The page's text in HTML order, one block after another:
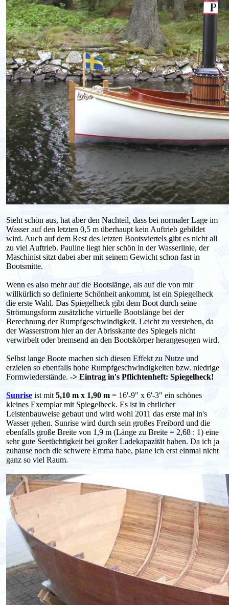
Sieht schön aus, hat aber den Nachteil, dass bei normaler Lage im
Wasser auf den letzten 0,5 m überhaupt kein Auftrieb gebildet
wird. Auch auf dem Rest des letzten Bootsviertels gibt es nicht all
zu viel Auftrieb. Pauline liegt hier schön in der Wasserlinie, der
Maschinist sitzt dabei aber mit seinem Gewicht schon fast in
Bootsmitte.
Wenn es also mehr auf die Bootslänge, als auf die von mir
willkürlich so definierte Schönheit ankommt, ist ein Spiegelheck
die erste Wahl. Das Spiegelheck gibt dem Boot durch seine
Strömungsform zusätzliche virtuelle Bootslänge bei der
Berechnung der Rumpfgeschwindigkeit. Leicht zu verstehen, da
der Wasserstrom hier an der Abrisskante des Spiegels nicht
verwirbelt oder bremsend an den Bootskörper herangesogen wird.
Selbst lange Boote machen sich diesen Effekt zu Nutze und
erzielen so ebenfalls hohe Rumpfgeschwindigkeiten bzw. niedrige
Formwiederstände. -> Eintrag in's Pflichtenheft: Spiegelheck!
Sunrise ist mit 5,10 m x 1,90 m = 16'-9" x 6'-3" ein schönes
kleines Exemplar mit Spiegelheck. Es ist in ehrlicher
Leistenbauweise gebaut und wird wohl 2011 das erste mal in's
Wasser gehen. Sunrise wird durch sein großes Freibord und die
ebenfalls große Breite von 1,9 m (Länge zu Breite = 2,68 : 1) eine
sehr gute Seetüchtigkeit bei großer Ladekapazität haben. Da ich ja
zuhause noch die schwere Emma habe, plane ich erst einmal nicht
ganz so viel Raum.